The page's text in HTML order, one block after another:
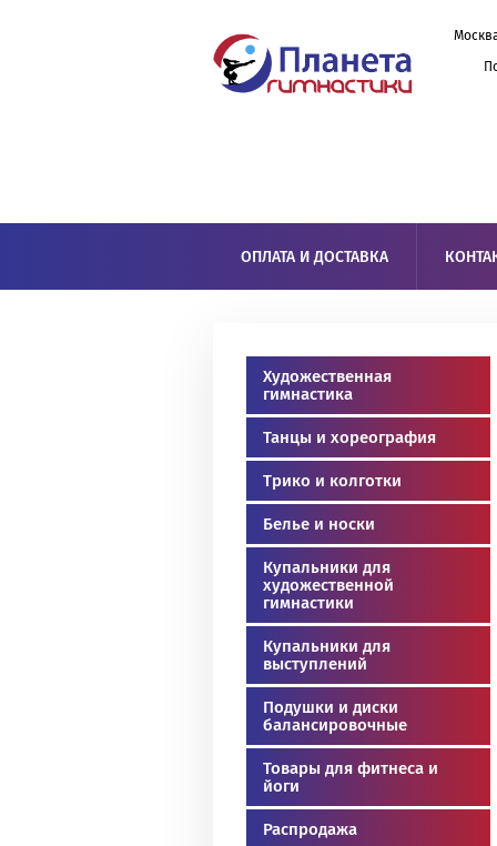
ОПЛАТА И ДОСТАВКА
Художественная
гимнастика
Танцы и хореография
Трико и колготки
Белье и носки
Купальники для
художественной
гимнастики
Купальники для
выступлений
Подушки и диски
балансировочные
Товары для фитнеса и
йоги
Распродажа